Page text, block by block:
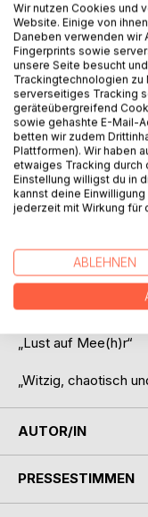
BESCHREIBUNG
Diese Geschichte
verbunden mit
Herausforderungen.
Sie vermitteln dem
Nichts läuft glatt auf
chaotisch.
Doch gerade diese
durch Rügen zum
„Lust auf Mee(h)r“
„Witzig, chaotisch
AUTOR/IN
PRESSESTIMMEN
Wir nutzen Cookies und
Website. Einige von
Daneben verwenden wir
Fingerprints sowie
unsere Seite besucht
Trackingtechnologien
serverseitiges Tracking
geräteübergreifend
sowie gehashte E-Mail-
betten wir zudem
Plattformen). Wir haben
etwaiges Tracking durch
Einstellung willigst du in
kannst deine Einwilligung
jederzeit mit Wirkung für
ABLEHNEN